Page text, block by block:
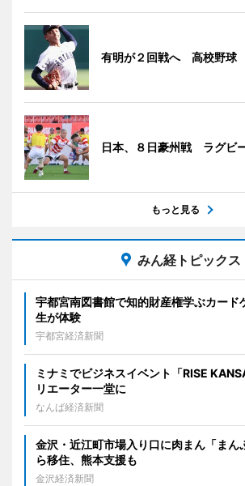
有明が２回戦へ 高校野球
日本、８日豪州戦 ラグビ
もっと見る
みん経トピックス
宇都宮南図書館で知的財産権学ぶカー
生が体験
宇都宮経済新聞
ミナミでビジネスイベント「RISE
リエーター一堂に
なんば経済新聞
金沢・近江町市場入り口に肉まん「ま
ら移住、熊本支援も
金沢経済新聞